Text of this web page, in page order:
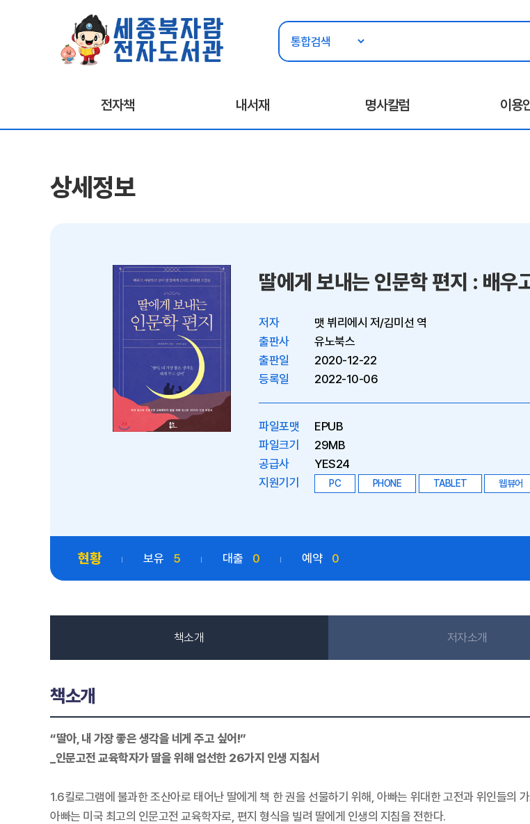
전자책 내서재 명사칼럼 이용
상세정보
저자
맷 뷔리에시 저/김미선 역
출판사
유노북스
출판일
2020-12-22
등록일
2022-10-06
파일포맷
EPUB
파일크기
29MB
공급사
YES24
지원기기
PC PHONE TABLET 웹뷰어
현황 보유 5 대출 0 예약 0
책소개 저자소개
책소개
“딸아, 내 가장 좋은 생각을 네게 주고 싶어!”
_인문고전 교육학자가 딸을 위해 엄선한 26가지 인생 지침서
1.6킬로그램에 불과한 조산아로 태어난 딸에게 책 한 권을 선물하기 위해, 아빠는 위대한 고전과 위인들의
아빠는 미국 최고의 인문고전 교육학자로, 편지 형식을 빌려 딸에게 인생의 지침을 전한다.